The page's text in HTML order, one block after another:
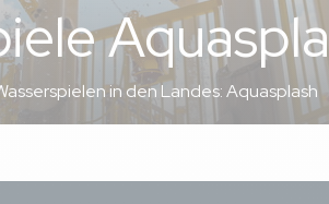
in den Landes: Aquasplash